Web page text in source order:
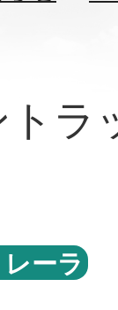
トラ
ーラ